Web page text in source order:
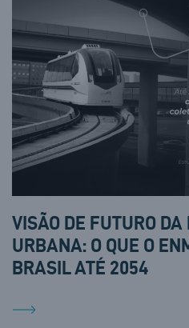
VISÃO DE FUTURO
URBANA: O QUE O
BRASIL ATÉ 2054